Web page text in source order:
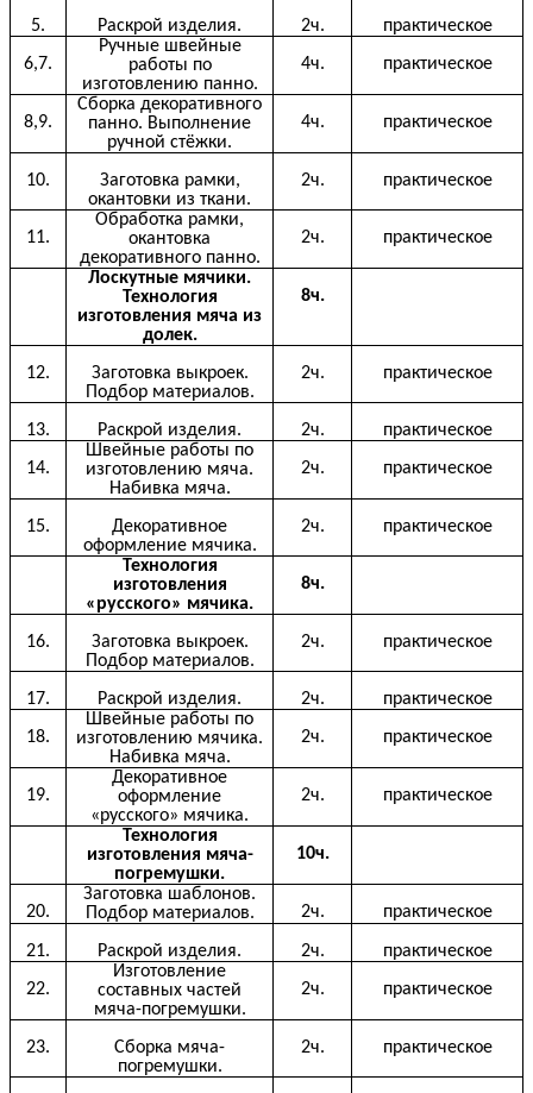
5. Раскрой изделия. 2ч.
практическое
6,7.
Ручные швейные
работы по
изготовлению панно.
4ч. практическое
8,9.
Сборка декоративного
панно. Выполнение
ручной стёжки.
4ч. практическое
10.
Заготовка рамки,
окантовки из ткани.
2ч. практическое
11.
Обработка рамки,
окантовка
декоративного панно.
2ч. практическое
Лоскутные мячики.
Технология
изготовления мяча из
долек.
8ч.
12.
Заготовка выкроек.
Подбор материалов.
2ч. практическое
13. Раскрой изделия. 2ч.
практическое
14.
Швейные работы по
изготовлению мяча.
Набивка мяча.
2ч. практическое
15.
Декоративное
оформление мячика.
2ч. практическое
Технология
изготовления
«русского» мячика.
8ч.
16.
Заготовка выкроек.
Подбор материалов.
2ч. практическое
17. Раскрой изделия. 2ч.
практическое
18.
Швейные работы по
изготовлению мячика.
Набивка мяча.
2ч. практическое
19.
Декоративное
оформление
«русского» мячика.
2ч. практическое
Технология
изготовления мяча-
погремушки.
10ч.
20.
Заготовка шаблонов.
Подбор материалов.
2ч. практическое
21. Раскрой изделия. 2ч.
практическое
22.
Изготовление
составных частей
мяча-погремушки.
2ч. практическое
23.
Сборка мяча-
погремушки.
2ч. практическое